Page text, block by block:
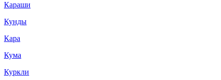
Караши
Кунды
Кара
Кума
Куркли